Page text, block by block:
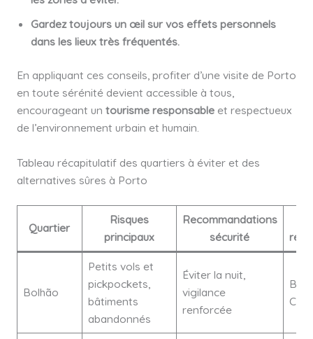
Gardez toujours un œil sur vos effets personnels
dans les lieux très fréquentés.
En appliquant ces conseils, profiter d’une visite de Porto
en toute sérénité devient accessible à tous,
encourageant un tourisme responsableet respectueux
de l’environnement urbain et humain.
Tableau récapitulatif des quartiers à éviter et des
alternatives sûres à Porto
Quartier
Risques
principaux
Recommandations
sécurité
Bolhão
Petits vols et
pickpockets,
bâtiments
abandonnés
Éviter la nuit,
vigilance
renforcée